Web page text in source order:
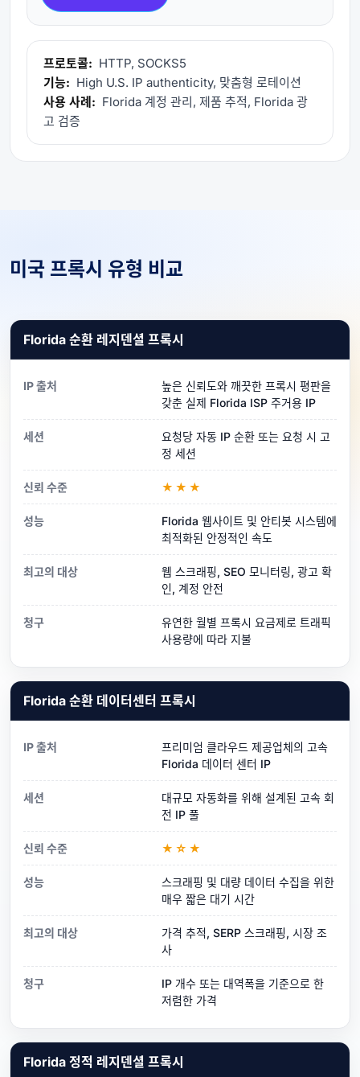
프로토콜: HTTP, SOCKS5
기능: High U.S. IP authenticity, 맞춤형 로테이션
사용 사례: Florida 계정 관리, 제품 추적, Florida 광
고 검증
미국 프록시 유형 비교
Florida 순환 레지덴셜 프록시
IP 출처
높은 신뢰도와 깨끗한 프록시 평판을
갖춘 실제 Florida ISP 주거용 IP
세션
요청당 자동 IP 순환 또는 요청 시 고
정 세션
신뢰 수준 ★★★
성능
Florida 웹사이트 및 안티봇 시스템에
최적화된 안정적인 속도
최고의 대상
웹 스크래핑, SEO 모니터링, 광고 확
인, 계정 안전
청구
유연한 월별 프록시 요금제로 트래픽
사용량에 따라 지불
Florida 순환 데이터센터 프록시
IP 출처
프리미엄 클라우드 제공업체의 고속
Florida 데이터 센터 IP
세션
대규모 자동화를 위해 설계된 고속 회
전 IP 풀
신뢰 수준 ★☆★
성능
스크래핑 및 대량 데이터 수집을 위한
매우 짧은 대기 시간
최고의 대상
가격 추적, SERP 스크래핑, 시장 조
사
청구
IP 개수 또는 대역폭을 기준으로 한
저렴한 가격
Florida 정적 레지덴셜 프록시